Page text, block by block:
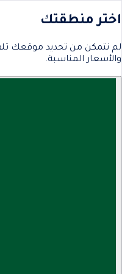
اختر منطقتك
لم نتمكن من تحديد موقعك
والأسعار المناسبة.